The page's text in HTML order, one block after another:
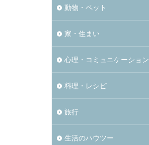
動物・ペット
家・住まい
心理・コミュニケーション
料理・レシピ
旅行
生活のハウツー